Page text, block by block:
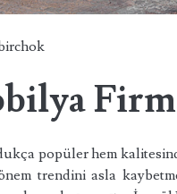
popüler hem
trendini asla